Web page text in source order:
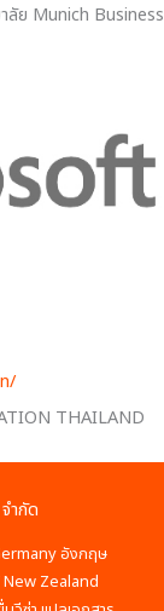
ลัย Munich Business
THAILAND
ำกัด
อังกฤษ
Zealand